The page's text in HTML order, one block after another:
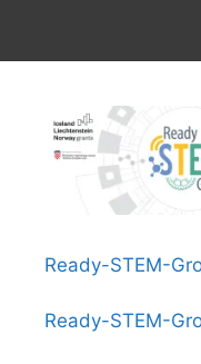
Ready-STEM-
Ready-STEM-